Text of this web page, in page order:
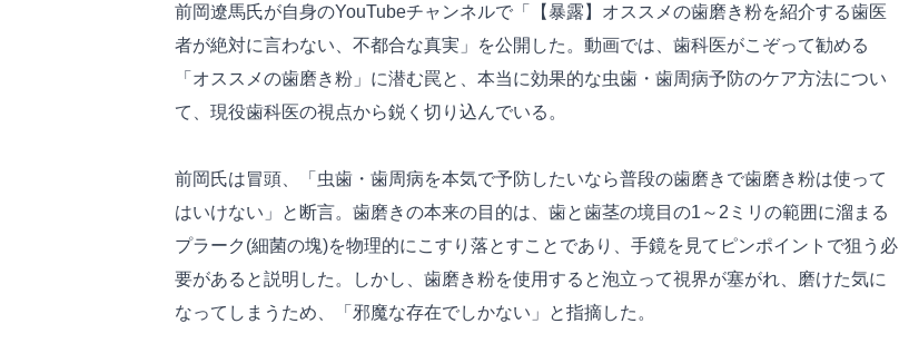
前岡遼馬氏が自身のYouTubeチャンネルで「【暴露】オススメの歯磨き粉を紹介する歯医
者が絶対に言わない、不都合な真実」を公開した。動画では、歯科医がこぞって勧める
「オススメの歯磨き粉」に潜む罠と、本当に効果的な虫歯・歯周病予防のケア方法につい
て、現役歯科医の視点から鋭く切り込んでいる。
前岡氏は冒頭、「虫歯・歯周病を本気で予防したいなら普段の歯磨きで歯磨き粉は使って
はいけない」と断言。歯磨きの本来の目的は、歯と歯茎の境目の1～2ミリの範囲に溜まる
プラーク(細菌の塊)を物理的にこすり落とすことであり、手鏡を見てピンポイントで狙う必
要があると説明した。しかし、歯磨き粉を使用すると泡立って視界が塞がれ、磨けた気に
なってしまうため、「邪魔な存在でしかない」と指摘した。